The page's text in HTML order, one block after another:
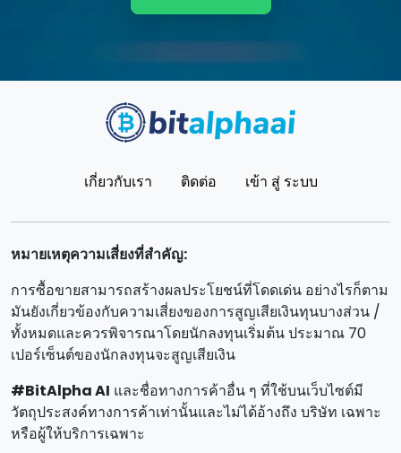
เกี่ยวกับเรา ติดต่อ เข้า สู่ ระบบ
หมายเหตุความเสี่ยงที่สําคัญ:
การซื้อขายสามารถสร้างผลประโยชน์ที่โดดเด่น อย่างไรก็ตาม
มันยังเกี่ยวข้องกับความเสี่ยงของการสูญเสียเงินทุนบางส่วน /
ทั้งหมดและควรพิจารณาโดยนักลงทุนเริ่มต้น ประมาณ 70
เปอร์เซ็นต์ของนักลงทุนจะสูญเสียเงิน
#BitAlpha AI และชื่อทางการค้าอื่น ๆ ที่ใช้บนเว็บไซต์มี
วัตถุประสงค์ทางการค้าเท่านั้นและไม่ได้อ้างถึง บริษัท เฉพาะ
หรือผู้ให้บริการเฉพาะ